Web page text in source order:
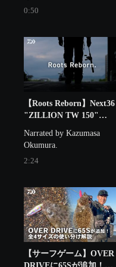
ティールは王道の「強ア
をしっかり振ってアピー
ルし、特に活性の高い魚
をテンポ良く釣っていき
たいときや広大なフィー
いときに有効。
0:50
【Roots Reborn】Next36
"ZILLION TW 150"
by DAIWA Vol.845
Narrated by Kazumasa
Okumura.
2:24
【サーフゲーム】OVER